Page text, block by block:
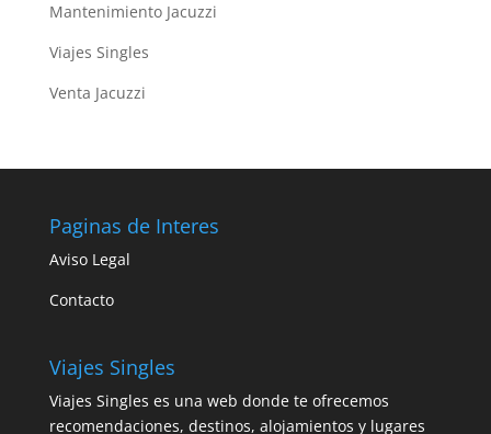
Mantenimiento Jacuzzi
Viajes Singles
Venta Jacuzzi
Paginas de Interes
Aviso Legal
Contacto
Viajes Singles
Viajes Singles es una web donde te ofrecemos
recomendaciones, destinos, alojamientos y lugares